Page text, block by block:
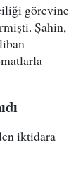
görevine
Şahin,
iktidara